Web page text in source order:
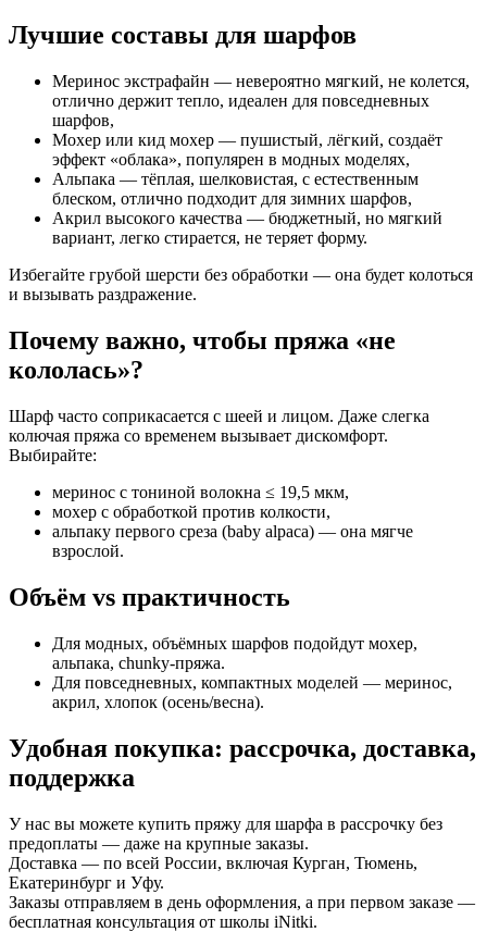
Лучшие составы для шарфов
Меринос экстрафайн — невероятно мягкий, не колется,
отлично держит тепло, идеален для повседневных
шарфов,
Мохер или кид мохер — пушистый, лёгкий, создаёт
эффект «облака», популярен в модных моделях,
Альпака — тёплая, шелковистая, с естественным
блеском, отлично подходит для зимних шарфов,
Акрил высокого качества — бюджетный, но мягкий
вариант, легко стирается, не теряет форму.
Избегайте грубой шерсти без обработки — она будет колоться
и вызывать раздражение.
Почему важно, чтобы пряжа «не
кололась»?
Шарф часто соприкасается с шеей и лицом. Даже слегка
колючая пряжа со временем вызывает дискомфорт.
Выбирайте:
меринос с тониной волокна ≤ 19,5 мкм,
мохер с обработкой против колкости,
альпаку первого среза (baby alpaca) — она мягче
взрослой.
Объём vs практичность
Для модных, объёмных шарфов подойдут мохер,
альпака, chunky-пряжа.
Для повседневных, компактных моделей — меринос,
акрил, хлопок (осень/весна).
Удобная покупка: рассрочка, доставка,
поддержка
У нас вы можете купить пряжу для шарфа в рассрочку без
предоплаты — даже на крупные заказы.
Доставка — по всей России, включая Курган, Тюмень,
Екатеринбург и Уфу.
Заказы отправляем в день оформления, а при первом заказе —
бесплатная консультация от школы iNitki.